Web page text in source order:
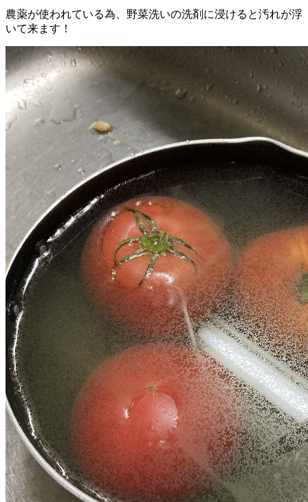
農薬が使われている為、野菜洗いの洗剤に浸けると汚れが浮
いて来ます！